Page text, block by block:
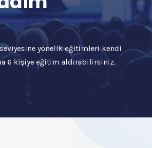
yönelik eğitimleri kendi
6 kişiye eğitim aldırabilirsiniz.